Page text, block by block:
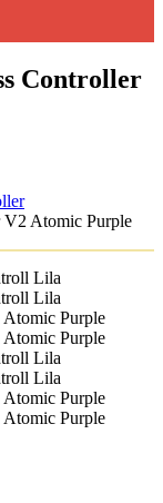
Controller
V2 Atomic Purple